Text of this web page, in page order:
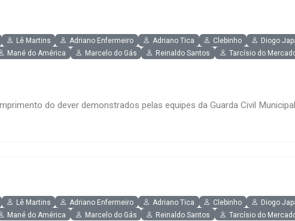
Lê Martins Adriano Enfermeiro Adriano Tica Clebinho
Diogo
Mané do América Marcelo do Gás Reinaldo Santos
Tarcísio do
do dever demonstrados pelas equipes da Guarda Civil
Lê Martins Adriano Enfermeiro Adriano Tica Clebinho
Diogo
Mané do América Marcelo do Gás Reinaldo Santos
Tarcísio do